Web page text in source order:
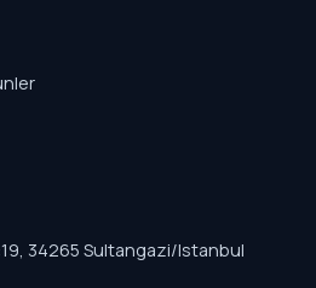
34265 Sultangazi/Istanbul